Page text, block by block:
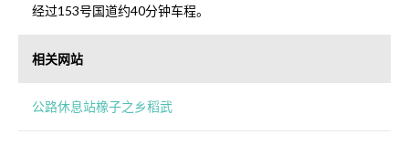
经过153号国道约40分钟车程。
相关网站
公路休息站橡子之乡稻武